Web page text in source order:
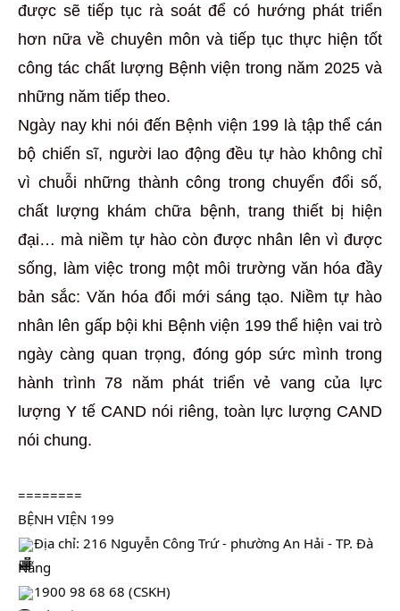
được sẽ tiếp tục rà soát để có hướng phát triển
hơn nữa về chuyên môn và tiếp tục thực hiện tốt
công tác chất lượng Bệnh viện trong năm 2025 và
những năm tiếp theo.
Ngày nay khi nói đến Bệnh viện 199 là tập thể cán
bộ chiến sĩ, người lao động đều tự hào không chỉ
vì chuỗi những thành công trong chuyển đổi số,
chất lượng khám chữa bệnh, trang thiết bị hiện
đại… mà niềm tự hào còn được nhân lên vì được
sống, làm việc trong một môi trường văn hóa đầy
bản sắc: Văn hóa đổi mới sáng tạo. Niềm tự hào
nhân lên gấp bội khi Bệnh viện 199 thể hiện vai trò
ngày càng quan trọng, đóng góp sức mình trong
hành trình 78 năm phát triển vẻ vang của lực
lượng Y tế CAND nói riêng, toàn lực lượng CAND
nói chung.
========
BỆNH VIỆN 199
Địa chỉ: 216 Nguyễn Công Trứ - phường An Hải - TP. Đà
Nẵng
1900 98 68 68 (CSKH)